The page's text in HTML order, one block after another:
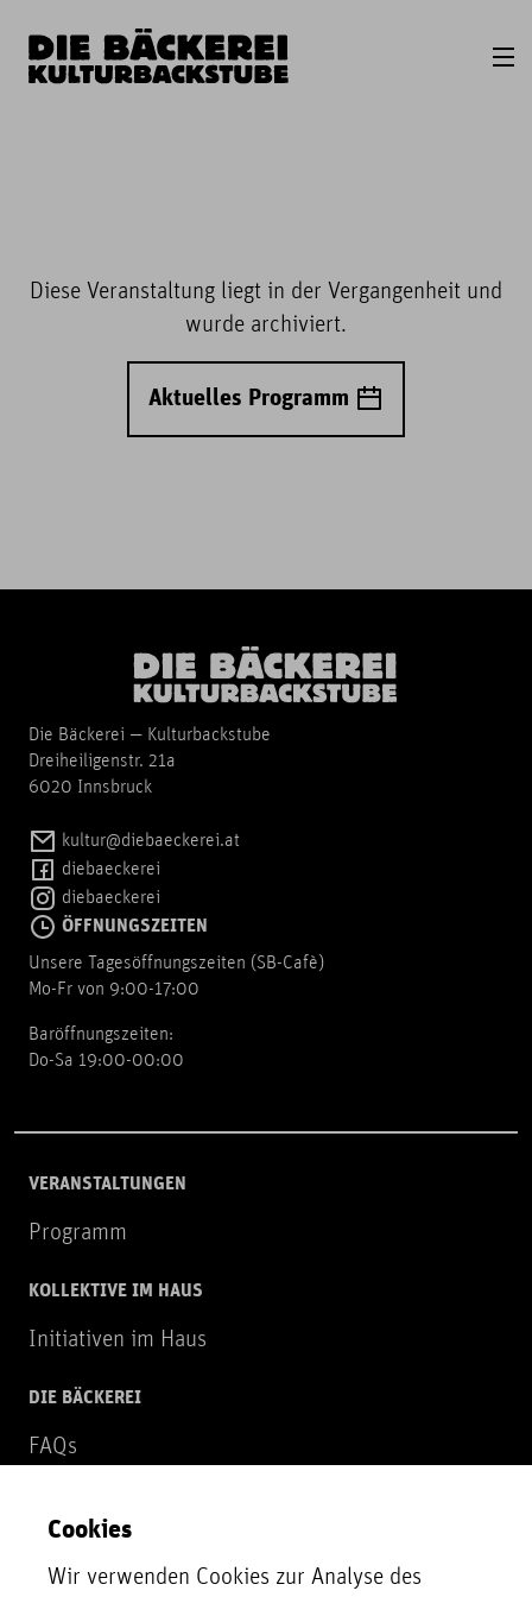
Diese Veranstaltung liegt in der Vergangenheit und
wurde archiviert.
Aktuelles Programm
Die Bäckerei — Kulturbackstube
Dreiheiligenstr. 21a
6020 Innsbruck
kultur@diebaeckerei.at
diebaeckerei
diebaeckerei
ÖFFNUNGSZEITEN
Unsere Tagesöffnungszeiten (SB-Cafè)
Mo-Fr von 9:00-17:00
Baröffnungszeiten:
Do-Sa 19:00-00:00
VERANSTALTUNGEN
Programm
KOLLEKTIVE IM HAUS
Initiativen im Haus
DIE BÄCKEREI
FAQs
NEWSLETTER
Zur Newsletter Anmeldung
Cookies
Wir verwenden Cookies zur Analyse des